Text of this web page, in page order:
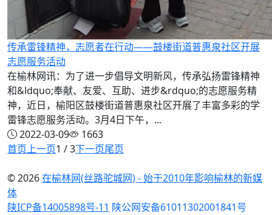
传承雷锋精神，志愿者在行动——鼓楼街道普惠泉社区开展
志愿服务活动
在榆林网讯：为了进一步倡导文明新风，传承弘扬雷锋精神
和&ldquo;奉献、友爱、互助、进步&rdquo;的志愿服务精
神，近日，榆阳区鼓楼街道普惠泉社区开展了丰富多彩的学
雷锋志愿服务活动。3月4日下午，...
2022-03-09
1663
首页上一页1 / 3下一页尾页
© 2026在榆林网(丝路驼城网) - 始于2010年影响榆林的新媒
体
陕ICP备14005898号-11 陕公网安备61011302001841号